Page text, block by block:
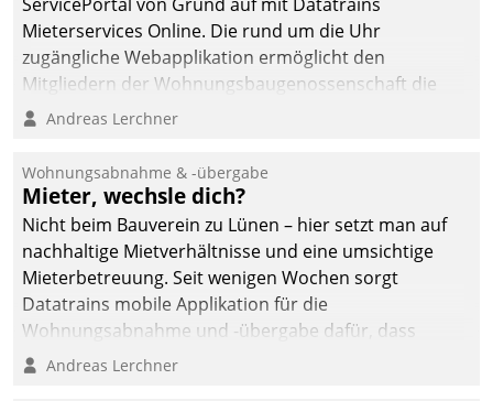
Mieterservices Online. Die rund um die Uhr
zugängliche Webapplikation ermöglicht den
Mitgliedern der Wohnungs­bau­genossenschaft die
Kontaktaufnahme per Smartphone, Tablet oder PC.
Andreas Lerchner
Wohnungsabnahme & -übergabe
Mieter, wechsle dich?
Nicht beim Bauverein zu Lünen – hier setzt man auf
nachhaltige Mietverhältnisse und eine umsichtige
Mieterbetreuung. Seit wenigen Wochen sorgt
Datatrains mobile Applikation für die
Wohnungsabnahme und -übergabe dafür, dass
Mieter wohlgeordnet kommen und, so es sein muss,
Andreas Lerchner